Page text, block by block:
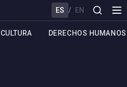
ES / EN
CULTURA DERECHOS HUMANOS